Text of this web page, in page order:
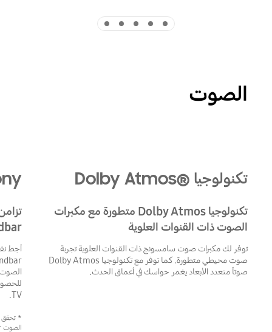
الصوت
تكنولوجيا Dolby Atmos®‎
تكنولوجيا Dolby Atmos متطورة مع مكبرات
الصوت ذات القنوات العلوية
توفر لك مكبرات صوت سامسونج ذات القنوات العلوية تجربة
صوت محيطي متطورة. كما توفر مع تكنولوجيا Dolby Atmos
صوتاً متعدد الأبعاد يغمر حواسك في أعماق الحدث.
TV.
الصوت soundbar.